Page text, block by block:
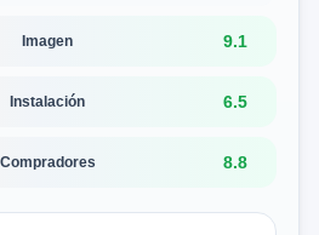
Imagen 9.1
Instalación 6.5
Compradores 8.8